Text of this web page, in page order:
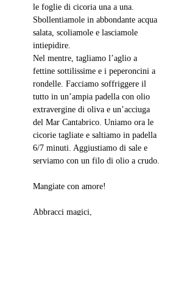
le foglie di cicoria una a una.
Sbollentiamole in abbondante acqua
salata, scoliamole e lasciamole
intiepidire.
Nel mentre, tagliamo l’aglio a
fettine sottilissime e i peperoncini a
rondelle. Facciamo soffriggere il
tutto in un’ampia padella con olio
extravergine di oliva e un’acciuga
del Mar Cantabrico. Uniamo ora le
cicorie tagliate e saltiamo in padella
6/7 minuti. Aggiustiamo di sale e
serviamo con un filo di olio a crudo.
Mangiate con amore!
Abbracci magici,